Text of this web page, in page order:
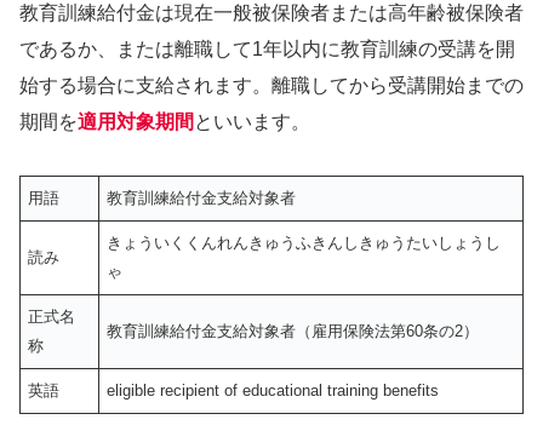
教育訓練給付金は現在一般被保険者または高年齢被保険者
であるか、または離職して1年以内に教育訓練の受講を開
始する場合に支給されます。離職してから受講開始までの
期間を適用対象期間 といいます。
用語 教育訓練給付金支給対象者
読み
きょういくくんれんきゅうふきんしきゅうたいしょうし
ゃ
正式名
称
教育訓練給付金支給対象者（雇用保険法第60条の2）
英語 eligible recipient of educational training benefits